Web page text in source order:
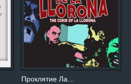
Проклятие Ла…